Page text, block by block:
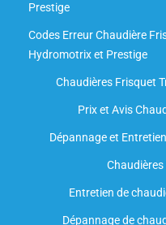
Prestige
Codes Erreur Chaudière
Hydromotrix et Prestige
Chaudières Frisquet
Prix et Avis
Dépannage et
Entretien de
Dépannage de